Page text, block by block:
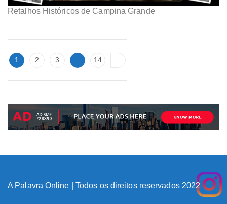
Retalhos Históricos de Campina Grande
1 2 3 14
A Palavra Online | Todos os direitos reservados 2022